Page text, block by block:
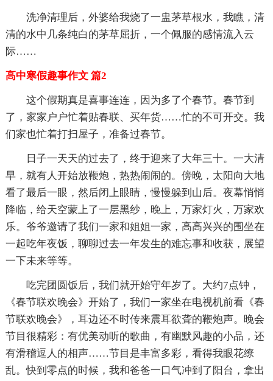
洗净清理后，外婆给我烧了一盅茅草根水，我瞧，清
清的水中几条纯白的茅草屈折，一个佩服的感情流入云
际……
高中寒假趣事作文 篇2
这个假期真是喜事连连，因为多了个春节。春节到
了，家家户户忙着贴春联、买年货……忙的不可开交。我
们家也忙着打扫屋子，准备过春节。
日子一天天的过去了，终于迎来了大年三十。一大清
早，就有人开始放鞭炮，热热闹闹的。傍晚，太阳向大地
看了最后一眼，然后闭上眼睛，慢慢躲到山后。夜幕悄悄
降临，给天空蒙上了一层黑纱，晚上，万家灯火，万家欢
乐。爷爷邀请了我们一家和姐姐一家，高高兴兴的围坐在
一起吃年夜饭，聊聊过去一年发生的难忘事和收获，展望
一下未来等等。
吃完团圆饭后，我们就开始守年岁了。大约7点钟，
《春节联欢晚会》开始了，我们一家坐在电视机前看《春
节联欢晚会》，耳边还不时传来震耳欲聋的鞭炮声。晚会
节目很精彩：有优美动听的歌曲，有幽默风趣的小品，还
有滑稽逗人的相声……节目是丰富多彩，看得我眼花缭
乱。快到零点的时候，我和爸爸一口气冲到了阳台，拿出